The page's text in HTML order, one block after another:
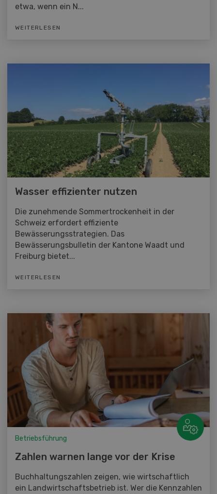
etwa, wenn ein N...
WEITERLESEN
Wasser effizienter nutzen
Die zunehmende Sommertrockenheit in der
Schweiz erfordert effiziente
Bewässerungsstrategien. Das
Bewässerungsbulletin der Kantone Waadt und
Freiburg bietet...
WEITERLESEN
Betriebsführung
Zahlen warnen lange vor der Krise
Buchhaltungszahlen zeigen, wie wirtschaftlich
ein Landwirtschaftsbetrieb ist. Wer die Kennzahlen